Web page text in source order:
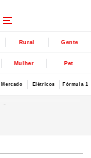
Rural Gente
Mulher Pet
Mercado Elétricos Fórmula 1